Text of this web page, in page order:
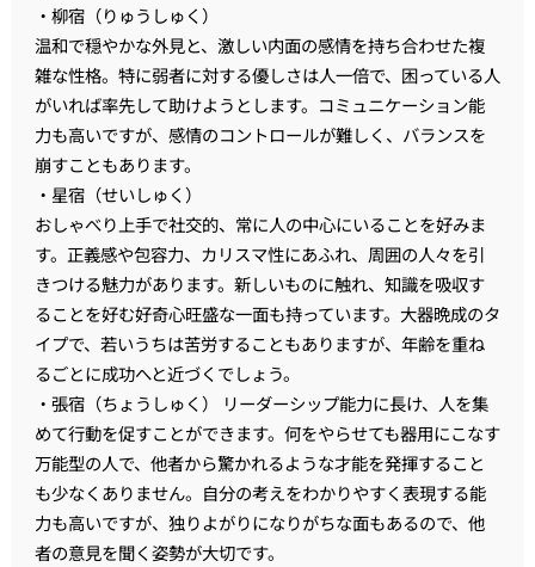
・柳宿（りゅうしゅく）
温和で穏やかな外見と、激しい内面の感情を持ち合わせた複
雑な性格。特に弱者に対する優しさは人一倍で、困っている人
がいれば率先して助けようとします。コミュニケーション能
力も高いですが、感情のコントロールが難しく、バランスを
崩すこともあります。
・星宿（せいしゅく）
おしゃべり上手で社交的、常に人の中心にいることを好みま
す。正義感や包容力、カリスマ性にあふれ、周囲の人々を引
きつける魅力があります。新しいものに触れ、知識を吸収す
ることを好む好奇心旺盛な一面も持っています。大器晩成のタ
イプで、若いうちは苦労することもありますが、年齢を重ね
るごとに成功へと近づくでしょう。
・張宿（ちょうしゅく） リーダーシップ能力に長け、人を集
めて行動を促すことができます。何をやらせても器用にこなす
万能型の人で、他者から驚かれるような才能を発揮すること
も少なくありません。自分の考えをわかりやすく表現する能
力も高いですが、独りよがりになりがちな面もあるので、他
者の意見を聞く姿勢が大切です。